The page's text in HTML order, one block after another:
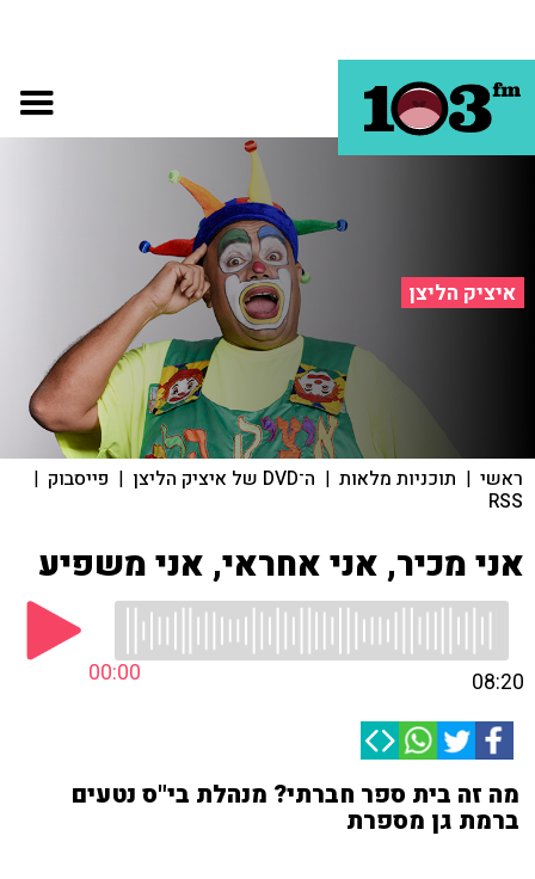
איציק הליצן
ראשי | תוכניות מלאות | ה־DVD של איציק הליצן | פייסבוק |
RSS
אני מכיר, אני אחראי, אני משפיע
00:00 08:20
מה זה בית ספר חברתי? מנהלת בי"ס נטעים
ברמת גן מספרת